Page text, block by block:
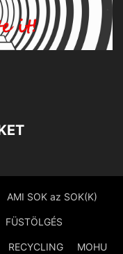
AMI SOK az SOK(K)
FÜSTÖLGÉS
RECYCLING MOHU